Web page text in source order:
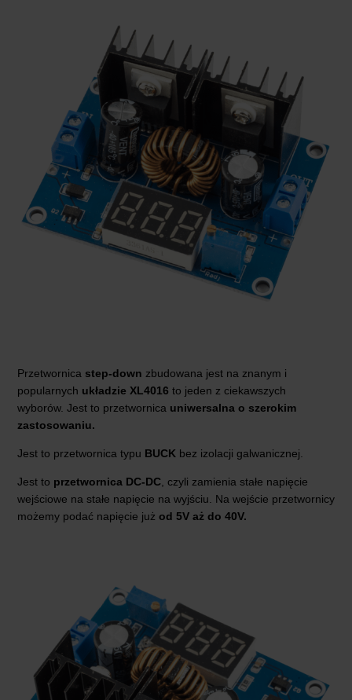
Przetwornica step-down zbudowana jest na znanym i
popularnych układzie XL4016 to jeden z ciekawszych
wyborów. Jest to przetwornica uniwersalna o szerokim
zastosowaniu.
Jest to przetwornica typu BUCK bez izolacji galwanicznej.
Jest to przetwornica DC-DC , czyli zamienia stałe napięcie
wejściowe na stałe napięcie na wyjściu. Na wejście przetwornicy
możemy podać napięcie już od 5V aż do 40V.